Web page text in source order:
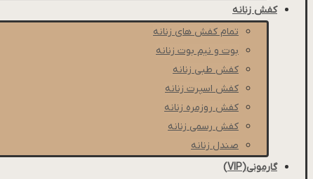
کفش زنانه
تمام کفش های زنانه
بوت و نیم بوت زنانه
کفش طبی زنانه
کفش اسپرت زنانه
کفش روزمره زنانه
کفش رسمی زنانه
صندل زنانه
گارمونی(VIP)